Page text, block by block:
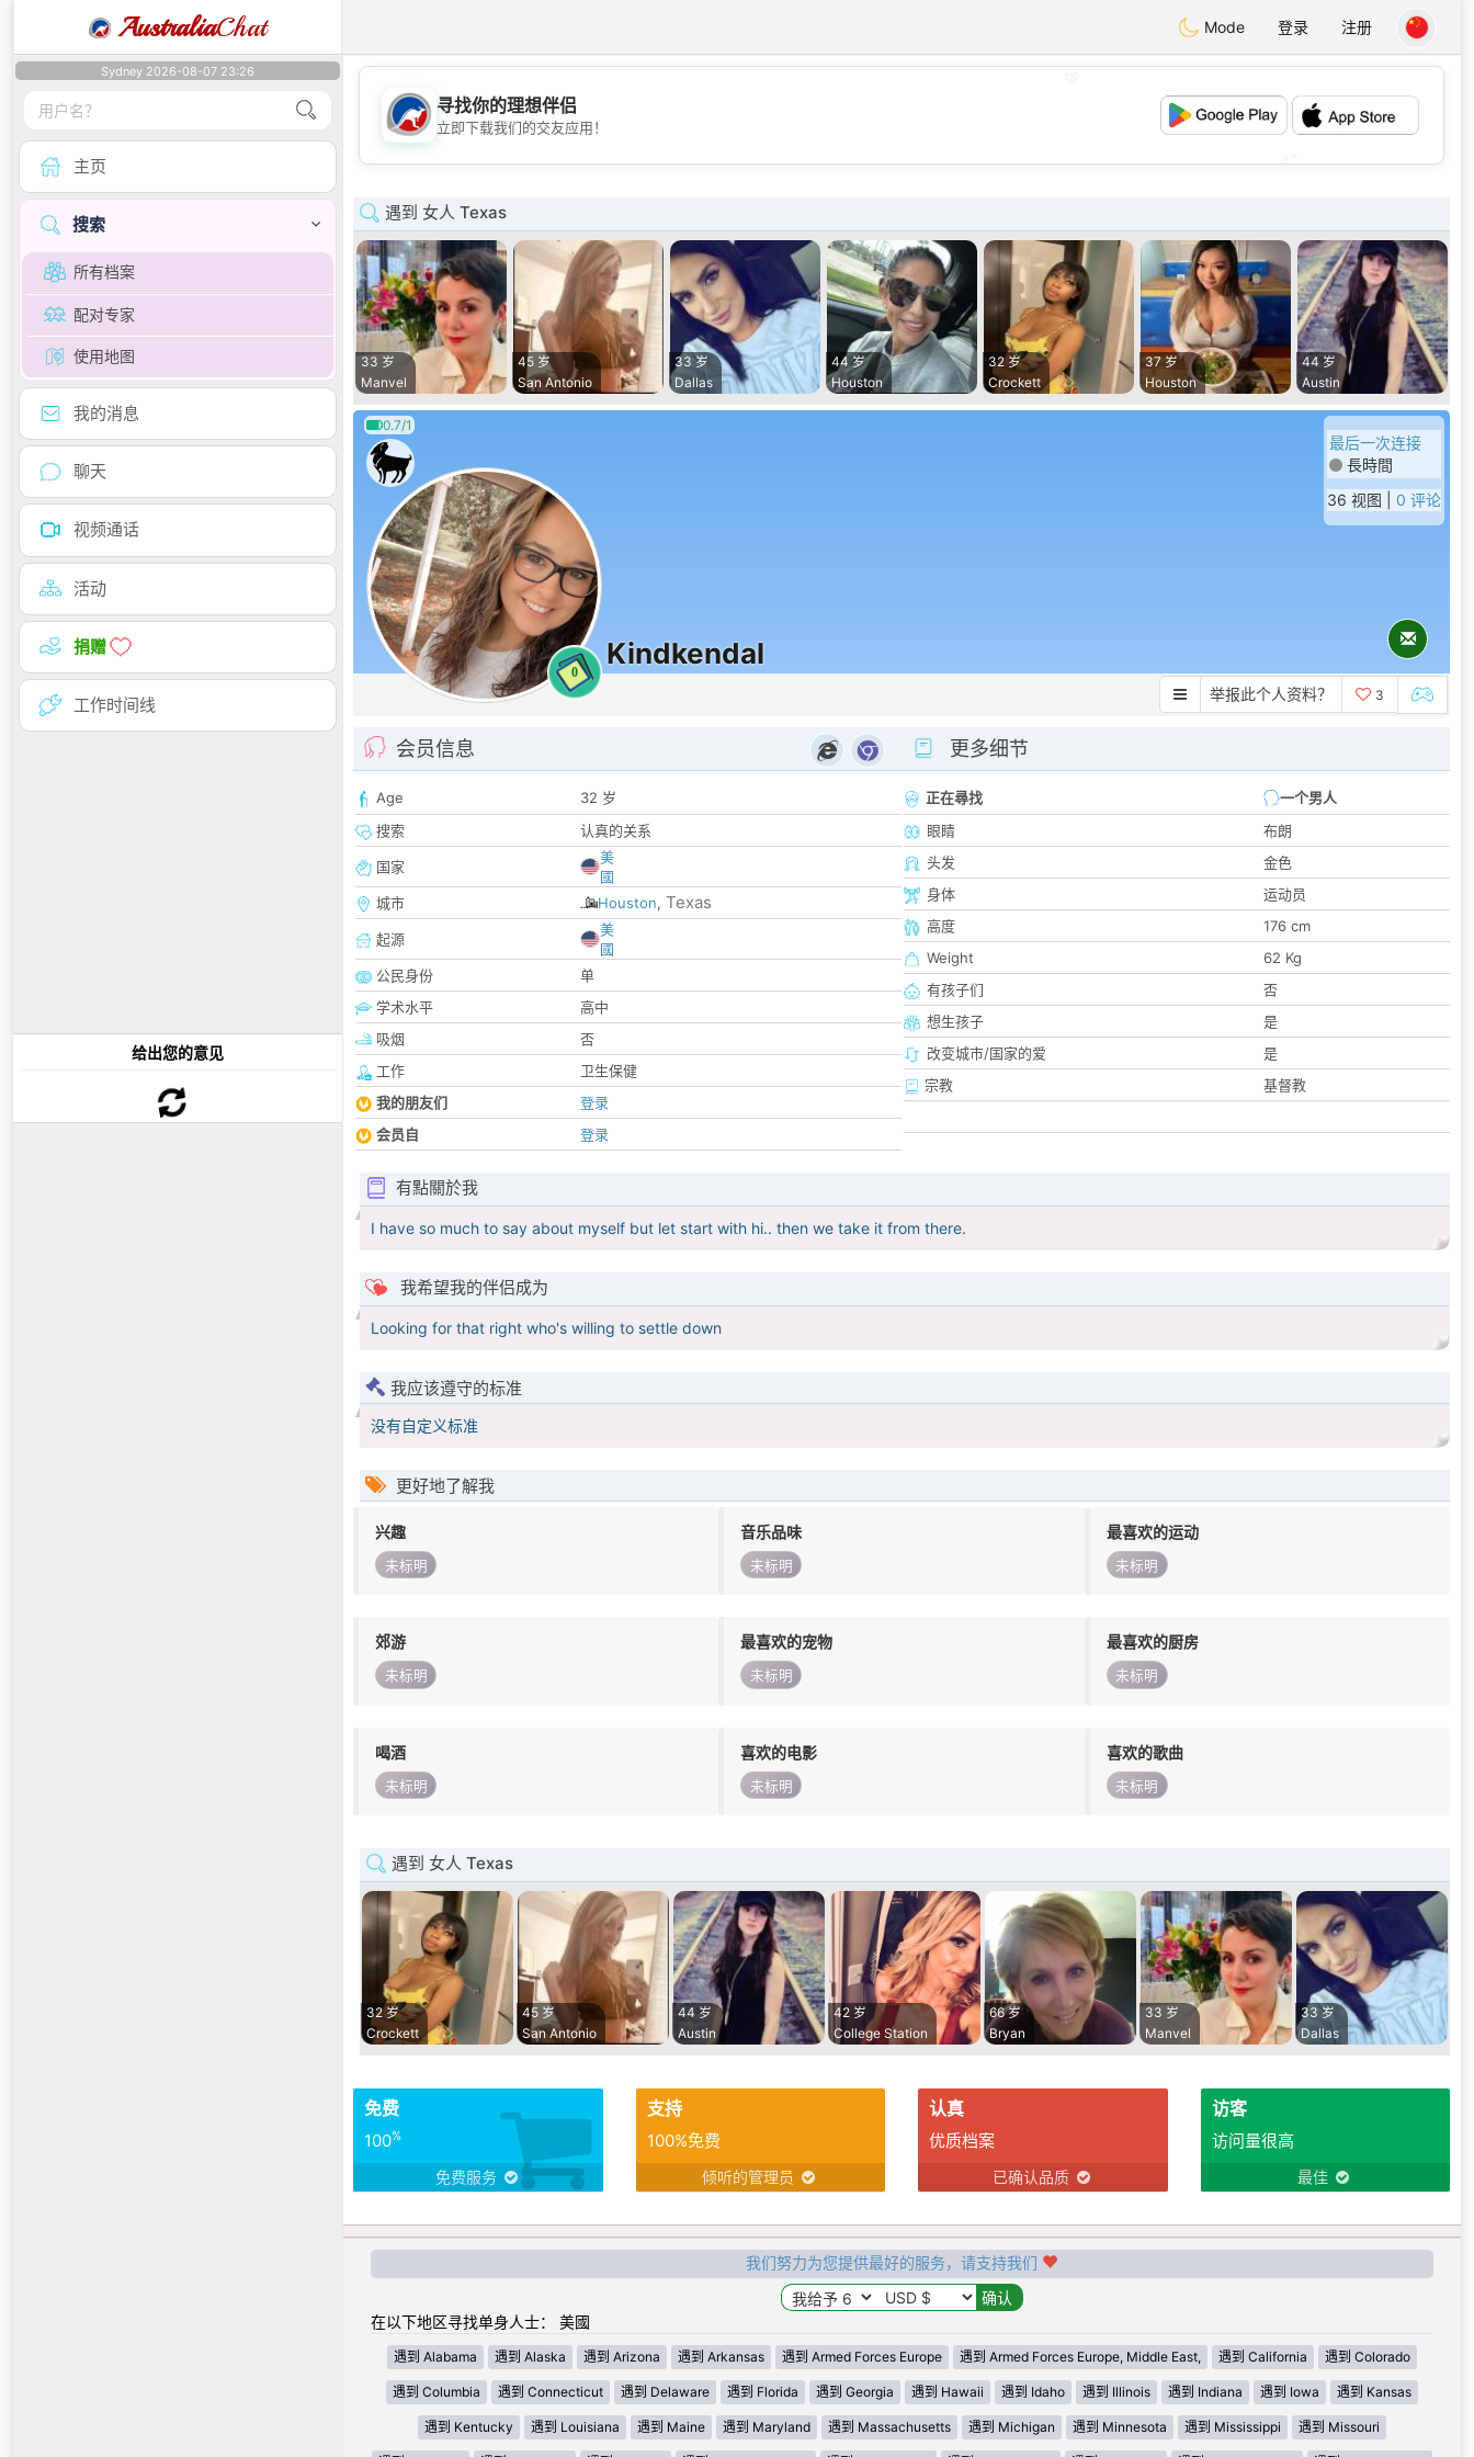
AustraliaChat Mode 登录 注册
Sydney 2026-08-07 23:26
主页
搜索
所有档案
配对专家
使用地图
我的消息
聊天
视频通话
活动
捐赠
工作时间线
给出您的意见
💖
💕
寻找你的理想伴侣
立即下载我们的交友应用！
遇到 女人 Texas
33 岁
Manvel
45 岁
San Antonio
33 岁
Dallas
44 岁
Houston
32 岁
Crockett
37 岁
Houston
44 岁
Austin
0.7/1
0
Kindkendal
最后一次连接
長時間
36 视图 | 0 评论
举报此个人资料？ 3
会员信息
Age
32 岁
搜索
认真的关系
国家
美
國
城市
Houston, Texas
起源
美
國
公民身份
单
学术水平
高中
吸烟
否
工作
卫生保健
我的朋友们
登录
会员自
登录
更多细节
正在尋找
一个男人
眼睛
布朗
头发
金色
身体
运动员
高度
176 cm
Weight
62 Kg
有孩子们
否
想生孩子
是
改变城市/国家的爱
是
宗教
基督教
有點關於我
I have so much to say about myself but let start with hi.. then we take it from there.
我希望我的伴侣成为
Looking for that right who's willing to settle down
我应该遵守的标准
没有自定义标准
更好地了解我
兴趣
未标明
音乐品味
未标明
最喜欢的运动
未标明
郊游
未标明
最喜欢的宠物
未标明
最喜欢的厨房
未标明
喝酒
未标明
喜欢的电影
未标明
喜欢的歌曲
未标明
遇到 女人 Texas
32 岁
Crockett
45 岁
San Antonio
44 岁
Austin
42 岁
College Station
66 岁
Bryan
33 岁
Manvel
33 岁
Dallas
免费
100%
免费服务
支持
100%免费
倾听的管理员
认真
优质档案
已确认品质
访客
访问量很高
最佳
我们努力为您提供最好的服务，请支持我们
在以下地区寻找单身人士： 美國
遇到 Alabama 遇到 Alaska 遇到 Arizona 遇到 Arkansas 遇到 Armed Forces Europe 遇到 Armed Forces Europe, Middle East, 遇到 California 遇到 Colorado
遇到 Columbia 遇到 Connecticut 遇到 Delaware 遇到 Florida 遇到 Georgia 遇到 Hawaii 遇到 Idaho 遇到 Illinois 遇到 Indiana 遇到 Iowa 遇到 Kansas
遇到 Kentucky 遇到 Louisiana 遇到 Maine 遇到 Maryland 遇到 Massachusetts 遇到 Michigan 遇到 Minnesota 遇到 Mississippi 遇到 Missouri